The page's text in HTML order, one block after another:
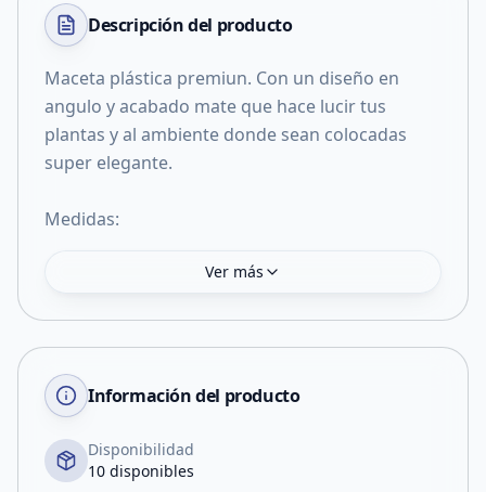
Descripción del producto
Maceta plástica premiun. Con un diseño en
angulo y acabado mate que hace lucir tus
plantas y al ambiente donde sean colocadas
super elegante.
Medidas:
Ver más
Información del producto
Disponibilidad
10 disponibles